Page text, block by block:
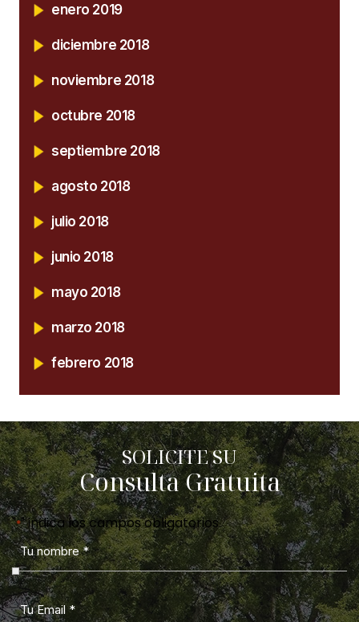
enero 2019
diciembre 2018
noviembre 2018
octubre 2018
septiembre 2018
agosto 2018
julio 2018
junio 2018
mayo 2018
marzo 2018
febrero 2018
SOLICITE SU
Consulta Gratuita
"*" indica los campos obligatorios